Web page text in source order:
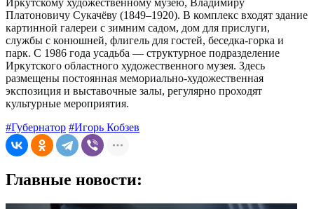
Иркутскому художественному музею, Владимиру
Платоновичу Сукачёву (1849–1920). В комплекс входят здание
картинной галереи с зимним садом, дом для прислуги,
службы с конюшней, флигель для гостей, беседка-горка и
парк. С 1986 года усадьба — структурное подразделение
Иркутского областного художественного музея. Здесь
размещены постоянная мемориально-художественная
экспозиция и выставочные залы, регулярно проходят
культурные мероприятия.
#Губернатор #Игорь Кобзев
Главные новости: